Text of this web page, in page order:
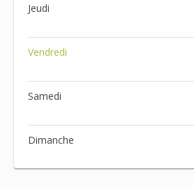
Jeudi
Vendredi
Samedi
Dimanche